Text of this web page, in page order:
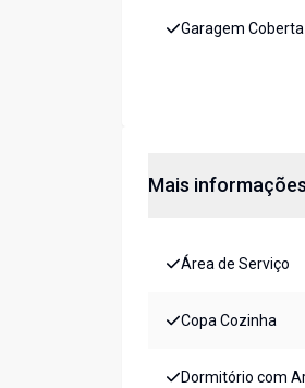
Garagem Coberta
Mais informações
Área de Serviço
Copa Cozinha
Dormitório com